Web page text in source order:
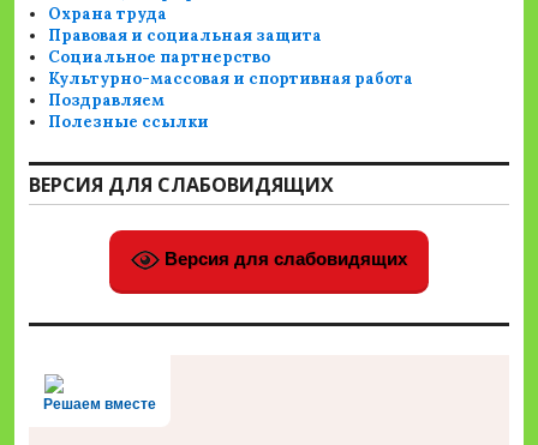
Охрана труда
Правовая и социальная защита
Социальное партнерство
Культурно-массовая и спортивная работа
Поздравляем
Полезные ссылки
ВЕРСИЯ ДЛЯ СЛАБОВИДЯЩИХ
Версия для слабовидящих
Решаем вместе